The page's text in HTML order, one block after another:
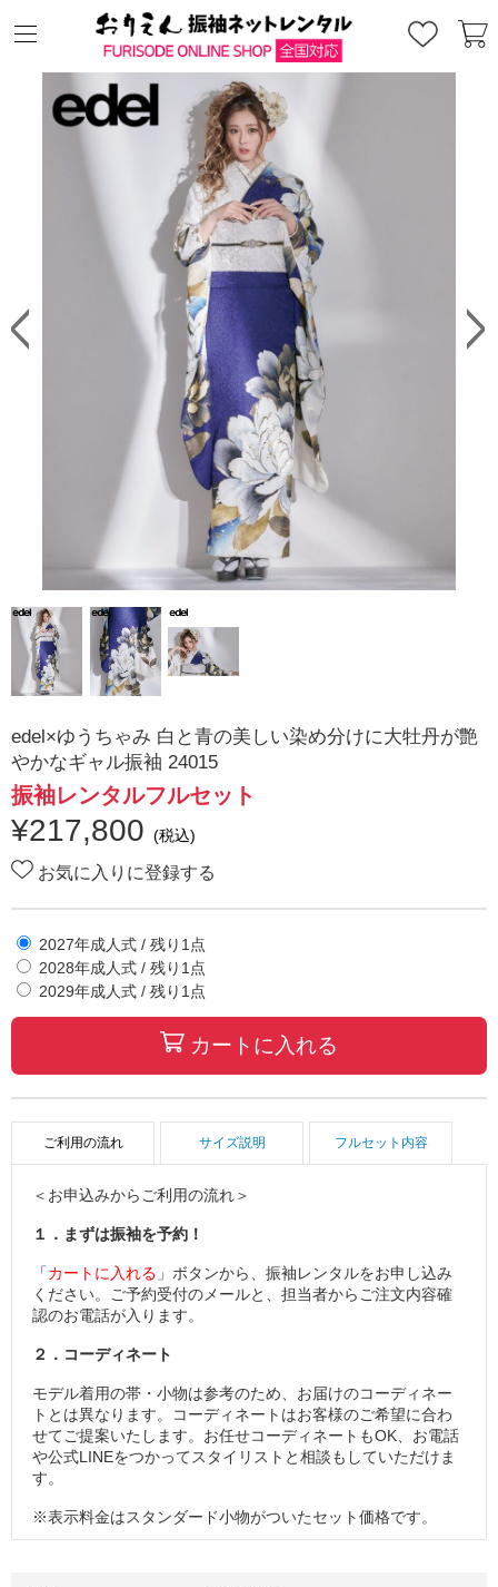
edel×ゆうちゃみ 白と青の美しい染め分けに大牡丹が艶
やかなギャル振袖 24015
振袖レンタルフルセット
¥217,800 (税込)
お気に入りに登録する
2027年成人式 / 残り 1 点
2028年成人式 / 残り 1 点
2029年成人式 / 残り 1 点
カートに入れる
ご利用の流れ サイズ説明 フルセット内容
＜お申込みからご利用の流れ＞
１．まずは振袖を予約！
「カートに入れる 」ボタンから、振袖レンタルをお申し込み
ください。ご予約受付のメールと、担当者からご注文内容確
認のお電話が入ります。
２．コーディネート
モデル着用の帯・小物は参考のため、お届けのコーディネー
トとは異なります。コーディネートはお客様のご希望に合わ
せてご提案いたします。お任せコーディネートもOK、お電話
や公式LINEをつかってスタイリストと相談もしていただけま
す。
※表示料金はスタンダード小物がついたセット価格です。